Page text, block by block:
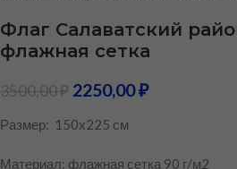
Флаг Салаватский
флажная сетка
3500,00₽ 2250,00₽
Размер: 150х225 см
Материал: флажная сетка 90 г/м2